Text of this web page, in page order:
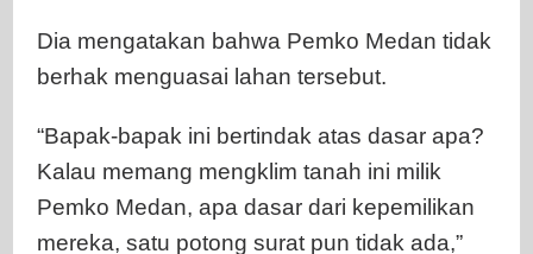
Dia mengatakan bahwa Pemko Medan tidak
berhak menguasai lahan tersebut.
“Bapak-bapak ini bertindak atas dasar apa?
Kalau memang mengklim tanah ini milik
Pemko Medan, apa dasar dari kepemilikan
mereka, satu potong surat pun tidak ada,”